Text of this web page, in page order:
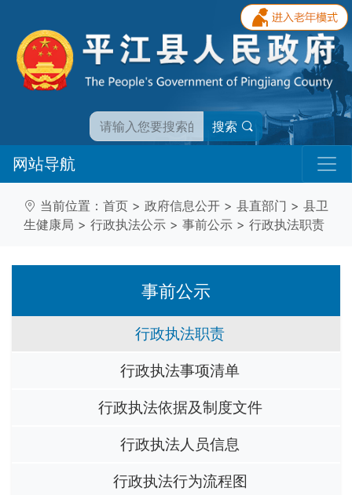
搜索
网站导航
当前位置： 首页 > 政府信息公开 > 县直部门 > 县卫
生健康局 > 行政执法公示 > 事前公示 > 行政执法职责
事前公示
行政执法职责
行政执法事项清单
行政执法依据及制度文件
行政执法人员信息
行政执法行为流程图